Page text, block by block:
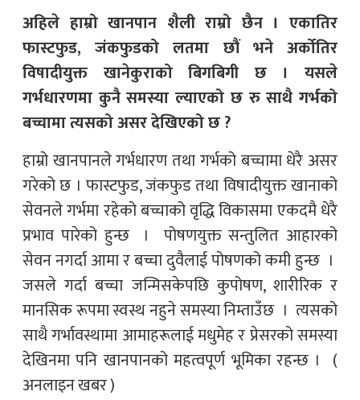
अहिले हाम्रो खानपान शैली राम्रो छैन । एकातिर
फास्टफुड, जंकफुडको लतमा छौं भने अर्कोतिर
विषादीयुक्त खानेकुराको बिगबिगी छ । यसले
गर्भधारणमा कुनै समस्या ल्याएको छ रु साथै गर्भको
बच्चामा त्यसको असर देखिएको छ ?
हाम्रो खानपानले गर्भधारण तथा गर्भको बच्चामा धेरै असर
गरेको छ । फास्टफुड, जंकफुड तथा विषादीयुक्त खानाको
सेवनले गर्भमा रहेको बच्चाको वृद्धि विकासमा एकदमै धेरै
प्रभाव पारेको हुन्छ । पोषणयुक्त सन्तुलित आहारको
सेवन नगर्दा आमा र बच्चा दुवैलाई पोषणको कमी हुन्छ ।
जसले गर्दा बच्चा जन्मिसकेपछि कुपोषण, शारीरिक र
मानसिक रूपमा स्वस्थ नहुने समस्या निम्ताउँछ । त्यसको
साथै गर्भावस्थामा आमाहरूलाई मधुमेह र प्रेसरको समस्या
देखिनमा पनि खानपानको महत्वपूर्ण भूमिका रहन्छ । (
अनलाइन खबर )